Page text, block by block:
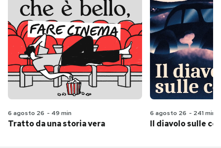
6 agosto 26 - 49 min
Tratto da una storia vera
6 agosto 26 - 241 min
Il diavolo sulle